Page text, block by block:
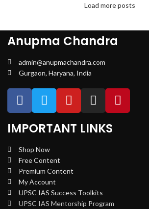
Load more posts
Anupma Chandra
admin@anupmachandra.com
Gurgaon, Haryana, India
IMPORTANT LINKS
Shop Now
Free Content
Premium Content
My Account
UPSC IAS Success Toolkits
UPSC IAS Mentorship Program